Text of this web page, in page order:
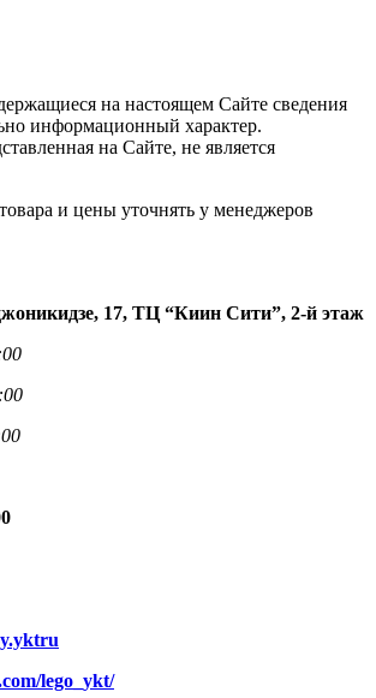
на настоящем Сайте сведения
информационный характер.
на Сайте, не является
и цены уточнять у менеджеров
17, ТЦ “Киин Сити”, 2-й этаж
lego_ykt/